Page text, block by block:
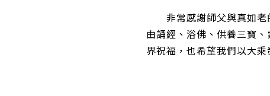
非常感謝師父與真如老
由誦經、浴佛、供養三寶
界祝福，也希望我們以大